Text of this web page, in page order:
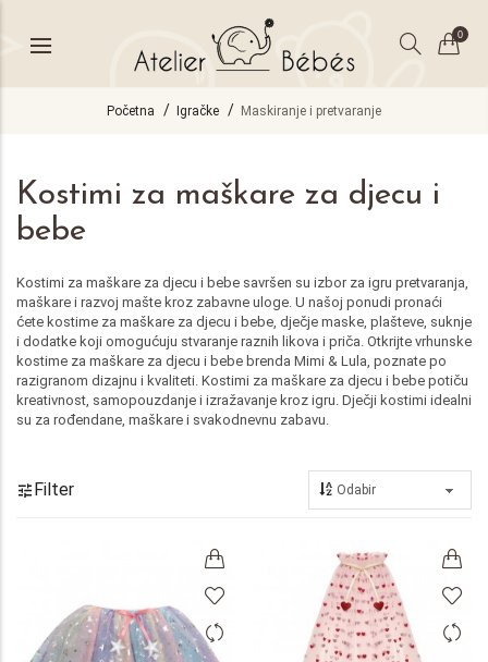
0
Početna Igračke Maskiranje i pretvaranje
Kostimi za maškare za djecu i
bebe
Kostimi za maškare za djecu i bebe savršen su izbor za igru pretvaranja,
maškare i razvoj mašte kroz zabavne uloge. U našoj ponudi pronaći
ćete kostime za maškare za djecu i bebe, dječje maske, plašteve, suknje
i dodatke koji omogućuju stvaranje raznih likova i priča. Otkrijte vrhunske
kostime za maškare za djecu i bebe brenda Mimi & Lula, poznate po
razigranom dizajnu i kvaliteti. Kostimi za maškare za djecu i bebe potiču
kreativnost, samopouzdanje i izražavanje kroz igru. Dječji kostimi idealni
su za rođendane, maškare i svakodnevnu zabavu.
Filter